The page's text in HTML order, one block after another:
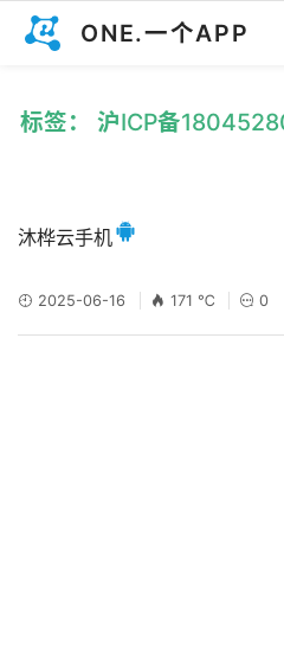
ONE.一个APP
标签： 沪ICP备
沐桦云手机
2025-06-16 171 ℃ 0